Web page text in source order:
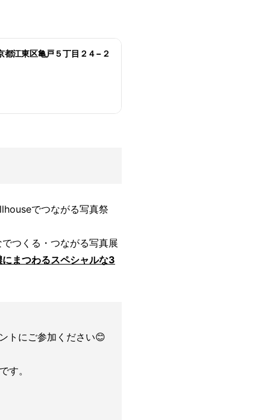
江東区亀戸５丁目２４−２
でつながる写真祭
つくる・つながる写真展
にまつわるスペシャルな3
トにご参加ください😊
す。